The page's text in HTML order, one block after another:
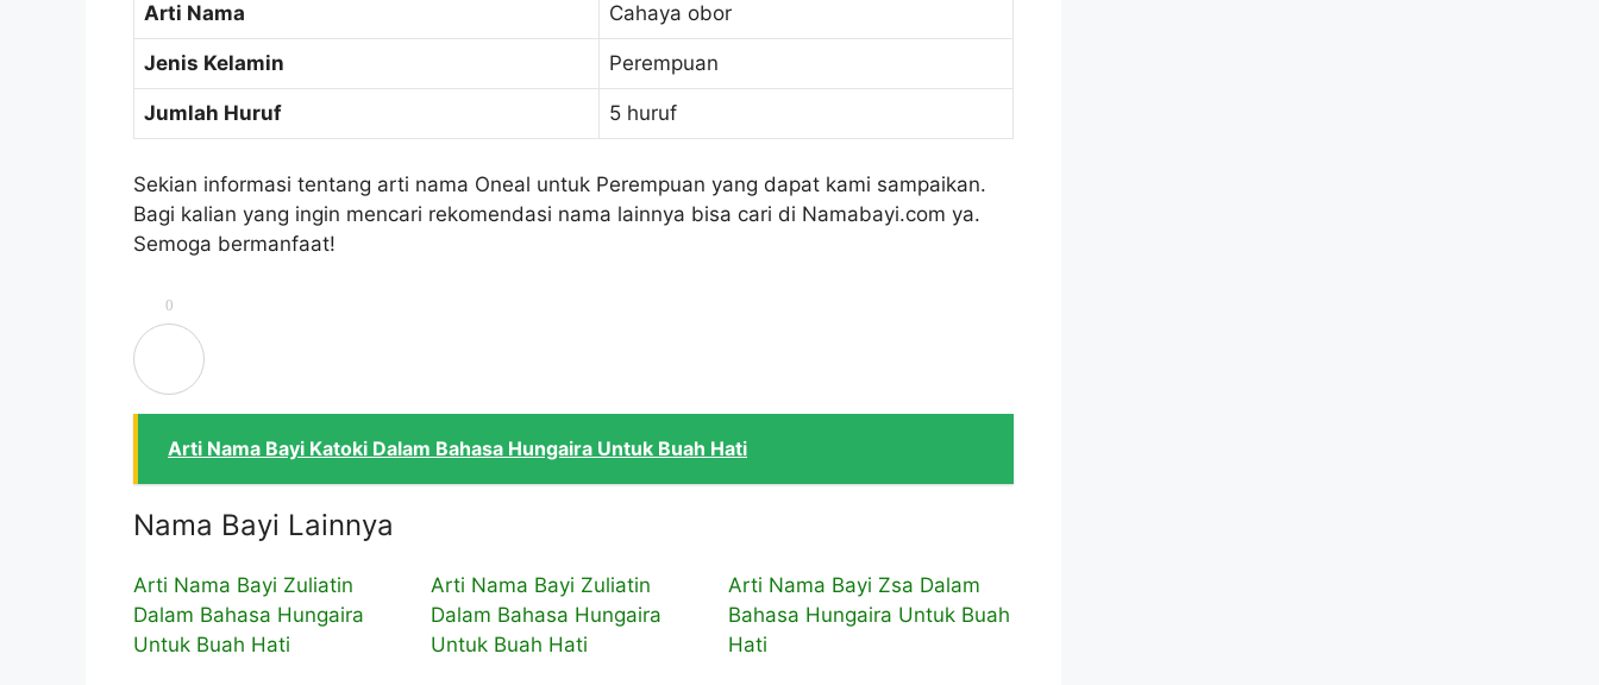
Arti Nama Cahaya obor
Jenis Kelamin Perempuan
Jumlah Huruf 5 huruf
Sekian informasi tentang arti nama Oneal untuk Perempuan yang dapat kami sampaikan.
Bagi kalian yang ingin mencari rekomendasi nama lainnya bisa cari di Namabayi.com ya.
Semoga bermanfaat!
0
Arti Nama Bayi Katoki Dalam Bahasa Hungaira Untuk Buah Hati
Nama Bayi Lainnya
Arti Nama Bayi Zuliatin
Dalam Bahasa Hungaira
Untuk Buah Hati
Arti Nama Bayi Zuliatin
Dalam Bahasa Hungaira
Untuk Buah Hati
Arti Nama Bayi Zsa Dalam
Bahasa Hungaira Untuk Buah
Hati